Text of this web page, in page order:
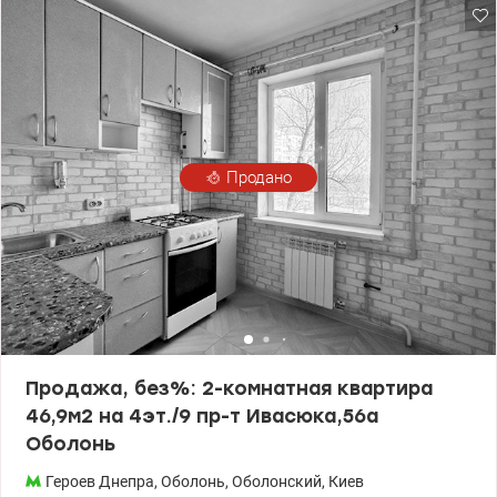
канализация пластик, счётчики, в кухне осмос на воду, бойлер,
кондиционер, видеозвонок, домофон, входная металлическая
дверь. Мебель и техника остаются. Тамбур на две квартиры. Вся
инфраструктура в пешей доступности: метро Оболонь 8 мин.
пешком, школа, детсад, Велмарт, ТРЦ Оазис, рынок, магазины,
аптеки, остановка общественного транспорта.
Продано
Продажа, без%: 2-комнатная квартира
46,9м2 на 4эт./9 пр-т Ивасюка,56а
Оболонь
Героев Днепра, Оболонь, Оболонский, Киев